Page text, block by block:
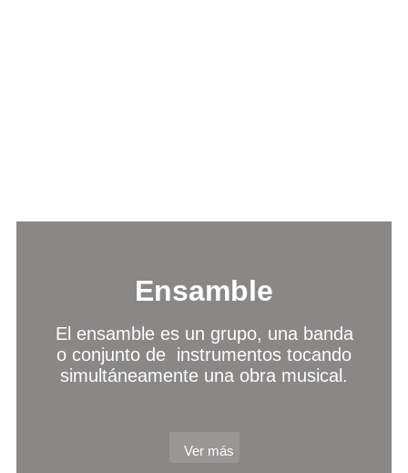
Ensamble
El ensamble es un grupo, una banda
o conjunto de instrumentos tocando
simultáneamente una obra musical.
Ver más